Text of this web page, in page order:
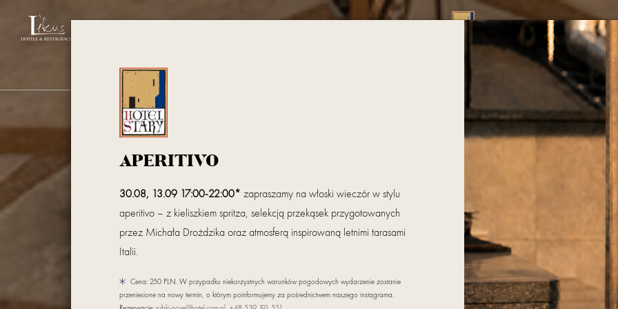
HOTEL GALERIA
APERITIVO
30.08, 13.09 17:00-22:00* zapraszamy na włoski wieczór w stylu
aperitivo – z kieliszkiem spritza, selekcją przekąsek przygotowanych
przez Michała Drożdzika oraz atmosferą inspirowaną letnimi tarasami
Italii.
Cena: 250 PLN. W przypadku niekorzystnych warunków pogodowych wydarzenie zostanie
przeniesione na nowy termin, o którym poinformujemy za pośrednictwem naszego instagrama.